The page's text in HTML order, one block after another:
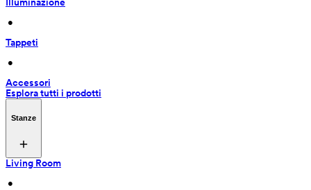
Illuminazione
•
Tappeti
•
Accessori
Esplora tutti i prodotti
Stanze
Living Room
•